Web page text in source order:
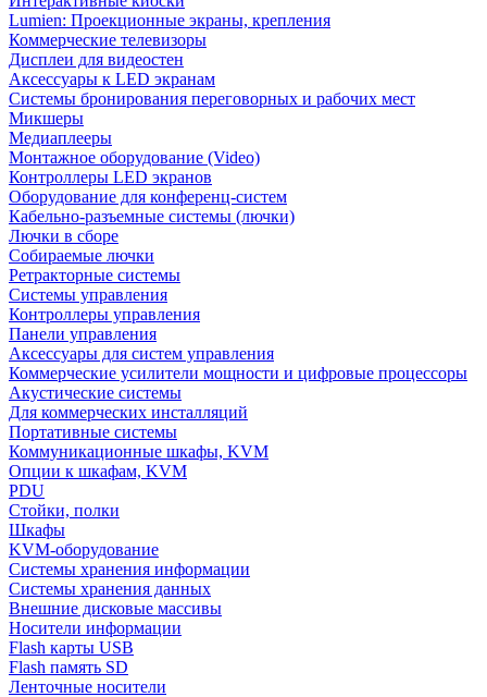
Lumien: Проекционные экраны, крепления
Коммерческие телевизоры
Дисплеи для видеостен
Аксессуары к LED экранам
Системы бронирования переговорных и рабочих мест
Микшеры
Медиаплееры
Монтажное оборудование (Video)
Контроллеры LED экранов
Оборудование для конференц-систем
Кабельно-разъемные системы (лючки)
Лючки в сборе
Собираемые лючки
Ретракторные системы
Системы управления
Контроллеры управления
Панели управления
Аксессуары для систем управления
Коммерческие усилители мощности и цифровые процессоры
Акустические системы
Для коммерческих инсталляций
Портативные системы
Коммуникационные шкафы, KVM
Опции к шкафам, KVM
PDU
Стойки, полки
Шкафы
KVM-оборудование
Системы хранения информации
Системы хранения данных
Внешние дисковые массивы
Носители информации
Flash карты USB
Flash память SD
Ленточные носители